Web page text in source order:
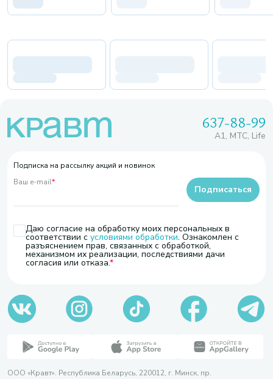
637-88-99
A1, МТС, Life
Подписка на рассылку акций и новинок
Ваш e-mail*
Даю согласие на обработку моих персональных в
соответствии с условиями обработки. Ознакомлен с
разъяснением прав, связанных с обработкой,
механизмом их реализации, последствиями дачи
согласия или отказа.
Подписаться
ООО «Кравт». Республика Беларусь, 220012, г. Минск, пр.